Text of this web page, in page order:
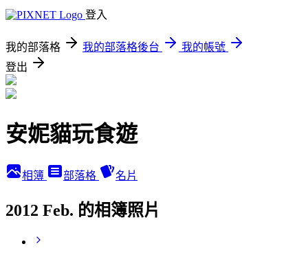
登入
我的部落格 我的部落格後台
我的帳號
登出
安妮貓玩食遊
相簿 部落格 名片
2012 Feb. 的相簿照片